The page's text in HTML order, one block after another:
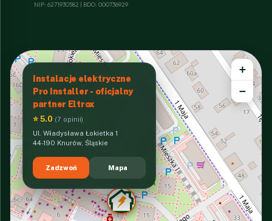
NIP: 6271930582 | BDO: 000736929
Instalacje elektryczne
Pro Installer - oficjalny
partner Eltrox
⭐ 5.0 (7 opinii)
Ul. Władysława Łokietka 1
44-190 Knurów, Śląskie
Zadzwoń Mapa
+
−